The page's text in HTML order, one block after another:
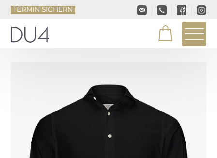
TERMIN SICHERN